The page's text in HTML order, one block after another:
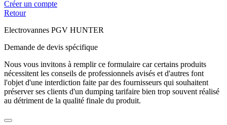
Créer un compte
Retour
Electrovannes PGV HUNTER
Demande de devis spécifique
Nous vous invitons à remplir ce formulaire car certains produits
nécessitent les conseils de professionnels avisés et d'autres font
l'objet d'une interdiction faite par des fournisseurs qui souhaitent
préserver ses clients d'un dumping tarifaire bien trop souvent réalisé
au détriment de la qualité finale du produit.